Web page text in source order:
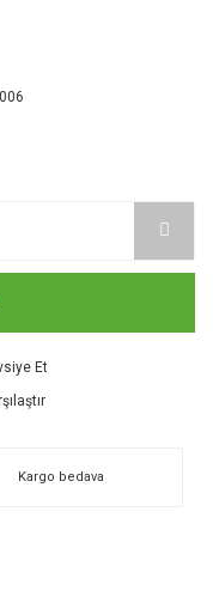
Et
Kargo bedava